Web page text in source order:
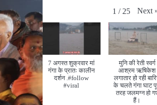
1 / 25 Next
7 अगस्त शुक्रवार मां
गंगा के प्रातः कालीन
दर्शन .#follow
#viral
मुनि की रेती स्वर्ग
आश्रम ऋषिकेश
लगातार हो रही
के चलते गंगा घाट
तरह जलमग्न हो
हैं।